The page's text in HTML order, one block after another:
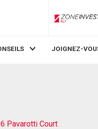
JOIGNEZ-
Pavarotti Court